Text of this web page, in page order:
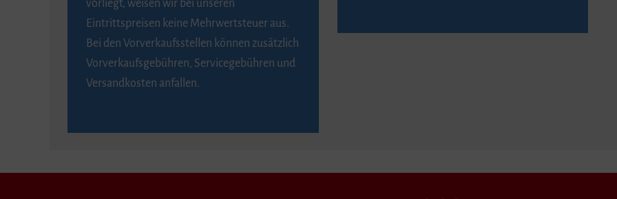
vorliegt, weisen wir bei unseren
Eintrittspreisen keine Mehrwertsteuer aus.
Bei den Vorverkaufsstellen können zusätzlich
Vorverkaufsgebühren, Servicegebühren und
Versandkosten anfallen.